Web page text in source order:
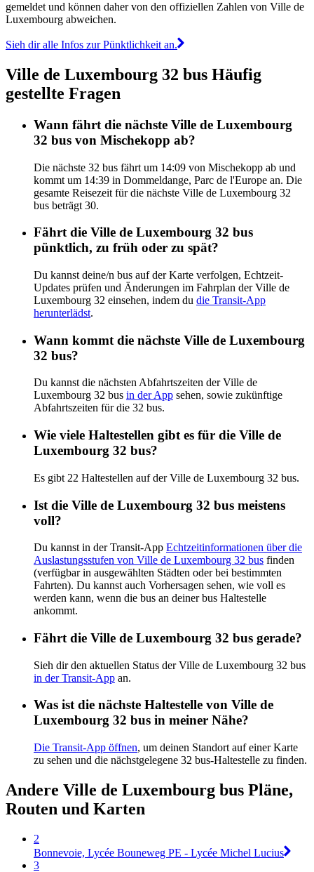
gemeldet und können daher von den offiziellen Zahlen von Ville de
Luxembourg abweichen.
Sieh dir alle Infos zur Pünktlichkeit an.
Ville de Luxembourg 32 bus Häufig
gestellte Fragen
Wann fährt die nächste Ville de Luxembourg
32 bus von Mischekopp ab?
Die nächste 32 bus fährt um 14:09 von Mischekopp ab und
kommt um 14:39 in Dommeldange, Parc de l'Europe an. Die
gesamte Reisezeit für die nächste Ville de Luxembourg 32
bus beträgt 30.
Fährt die Ville de Luxembourg 32 bus
pünktlich, zu früh oder zu spät?
Du kannst deine/n bus auf der Karte verfolgen, Echtzeit-
Updates prüfen und Änderungen im Fahrplan der Ville de
Luxembourg 32 einsehen, indem du die Transit-App
herunterlädst.
Wann kommt die nächste Ville de Luxembourg
32 bus?
Du kannst die nächsten Abfahrtszeiten der Ville de
Luxembourg 32 bus in der App sehen, sowie zukünftige
Abfahrtszeiten für die 32 bus.
Wie viele Haltestellen gibt es für die Ville de
Luxembourg 32 bus?
Es gibt 22 Haltestellen auf der Ville de Luxembourg 32 bus.
Ist die Ville de Luxembourg 32 bus meistens
voll?
Du kannst in der Transit-App Echtzeitinformationen über die
Auslastungsstufen von Ville de Luxembourg 32 bus finden
(verfügbar in ausgewählten Städten oder bei bestimmten
Fahrten). Du kannst auch Vorhersagen sehen, wie voll es
werden kann, wenn die bus an deiner bus Haltestelle
ankommt.
Fährt die Ville de Luxembourg 32 bus gerade?
Sieh dir den aktuellen Status der Ville de Luxembourg 32 bus
in der Transit-App an.
Was ist die nächste Haltestelle von Ville de
Luxembourg 32 bus in meiner Nähe?
Die Transit-App öffnen, um deinen Standort auf einer Karte
zu sehen und die nächstgelegene 32 bus-Haltestelle zu finden.
Andere Ville de Luxembourg bus Pläne,
Routen und Karten
2
Bonnevoie, Lycée Bouneweg PE - Lycée Michel Lucius
3